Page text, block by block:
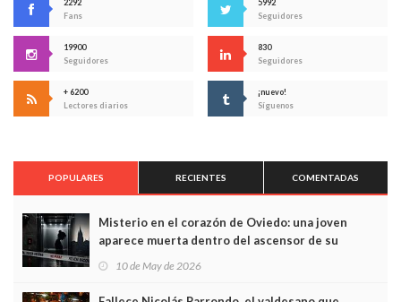
2292
Fans
5992
Seguidores
19900
Seguidores
830
Seguidores
+ 6200
Lectores diarios
¡nuevo!
Síguenos
POPULARES RECIENTES COMENTADAS
Misterio en el corazón de Oviedo: una joven
aparece muerta dentro del ascensor de su
edificio y las cámaras captan sus últimos minutos
10 de May de 2026